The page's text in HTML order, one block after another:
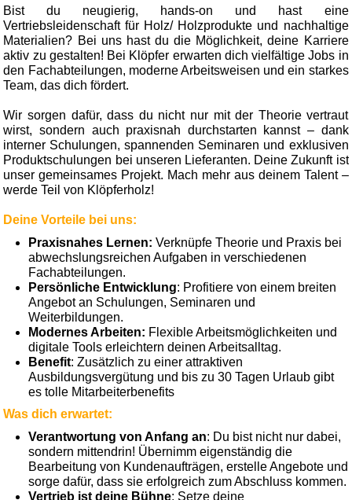
Bist du neugierig, hands-on und hast eine
Vertriebsleidenschaft für Holz/ Holzprodukte und nachhaltige
Materialien? Bei uns hast du die Möglichkeit, deine Karriere
aktiv zu gestalten! Bei Klöpfer erwarten dich vielfältige Jobs in
den Fachabteilungen, moderne Arbeitsweisen und ein starkes
Team, das dich fördert.
Wir sorgen dafür, dass du nicht nur mit der Theorie vertraut
wirst, sondern auch praxisnah durchstarten kannst – dank
interner Schulungen, spannenden Seminaren und exklusiven
Produktschulungen bei unseren Lieferanten. Deine Zukunft ist
unser gemeinsames Projekt. Mach mehr aus deinem Talent –
werde Teil von Klöpferholz!
Deine Vorteile bei uns:
Praxisnahes Lernen: Verknüpfe Theorie und Praxis bei
abwechslungsreichen Aufgaben in verschiedenen
Fachabteilungen.
Persönliche Entwicklung: Profitiere von einem breiten
Angebot an Schulungen, Seminaren und
Weiterbildungen.
Modernes Arbeiten: Flexible Arbeitsmöglichkeiten und
digitale Tools erleichtern deinen Arbeitsalltag.
Benefit: Zusätzlich zu einer attraktiven
Ausbildungsvergütung und bis zu 30 Tagen Urlaub gibt
es tolle Mitarbeiterbenefits
Was dich erwartet:
Verantwortung von Anfang an: Du bist nicht nur dabei,
sondern mittendrin! Übernimm eigenständig die
Bearbeitung von Kundenaufträgen, erstelle Angebote und
sorge dafür, dass sie erfolgreich zum Abschluss kommen.
Vertrieb ist deine Bühne: Setze deine